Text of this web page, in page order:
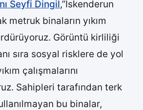
Seyfi Dingil,”İskenderun
metruk binaların yıkım
Görüntü kirliliği
sıra sosyal risklere de yol
çalışmalarını
Sahipleri tarafından terk
bu binalar,